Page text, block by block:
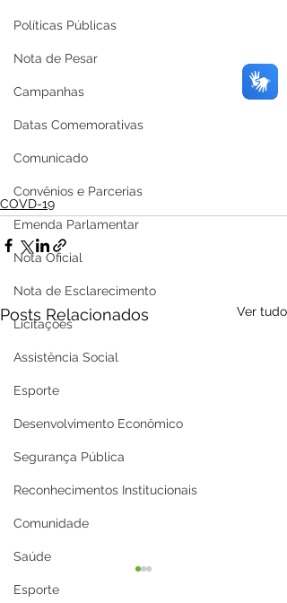
Políticas Públicas
Nota de Pesar
Campanhas
Datas Comemorativas
Comunicado
Convênios e Parcerias
Emenda Parlamentar
Nota Oficial
Nota de Esclarecimento
Licitações
Assistência Social
Esporte
Desenvolvimento Econômico
Segurança Pública
Reconhecimentos Institucionais
Comunidade
Saúde
Esporte
COVD-19
Posts Relacionados Ver tudo